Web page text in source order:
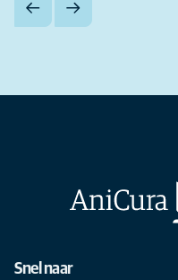
Snel naar